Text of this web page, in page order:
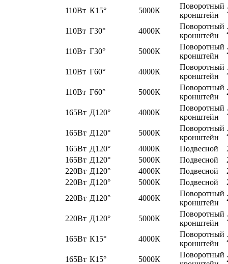
110Вт К15° 5000К
Поворотный
кронштейн
110Вт Г30° 4000К
Поворотный
кронштейн
110Вт Г30° 5000К
Поворотный
кронштейн
110Вт Г60° 4000К
Поворотный
кронштейн
110Вт Г60° 5000К
Поворотный
кронштейн
165Вт Д120° 4000К
Поворотный
кронштейн
165Вт Д120° 5000К
Поворотный
кронштейн
165Вт Д120° 4000К Подвесной
165Вт Д120° 5000К Подвесной
220Вт Д120° 4000К Подвесной
220Вт Д120° 5000К Подвесной
220Вт Д120° 4000К
Поворотный
кронштейн
220Вт Д120° 5000К
Поворотный
кронштейн
165Вт К15° 4000К
Поворотный
кронштейн
165Вт К15° 5000К
Поворотный